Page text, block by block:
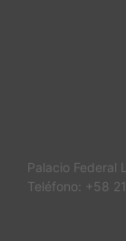
Palacio Federal
Teléfono: +58